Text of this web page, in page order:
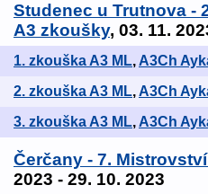
Studenec u Trutnova -
A3 zkoušky, 03. 11.
1. zkouška A3 ML, A3Ch
2. zkouška A3 ML,A3Ch
3. zkouška A3 ML, A3Ch
Čerčany - 7.
2023 - 29. 10. 2023